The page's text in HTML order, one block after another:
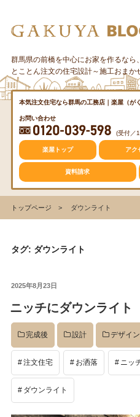
へ
ス
群馬県の前橋を中心にお家を作るなら、
とことん注文の住宅設計～施工おまか
本気注文住宅なら群馬の工務店｜楽屋（がく
お問い合わせ
(受付／
楽屋トップ アク
資料請求
トップページ ダウンライト
タグ: ダウンライト
投
日:
2025年8月23日
ニッチにダウンライト
完成後 設計 デザイン
注文住宅 お洒落 ニッ
ダウンライト
カテゴリー
質問・疑問
トレンド
収納
仕事の風景
イベント
完成後